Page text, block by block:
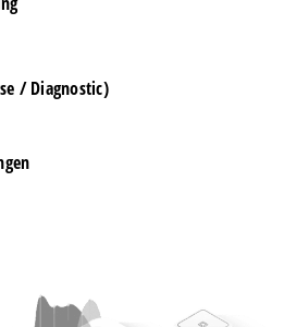
/ Diagnostic)